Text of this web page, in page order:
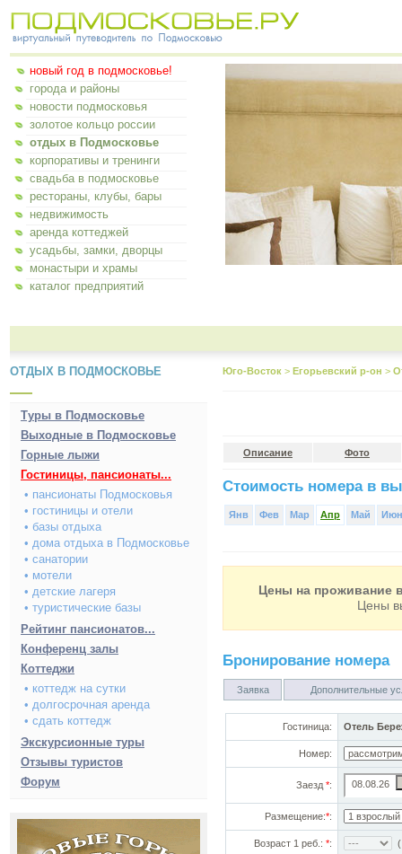
новый год в подмосковье!
города и районы
новости подмосковья
золотое кольцо россии
отдых в Подмосковье
корпоративы и тренинги
свадьба в подмосковье
рестораны, клубы, бары
недвижимость
аренда коттеджей
усадьбы, замки, дворцы
монастыри и храмы
каталог предприятий
ОТДЫХ В ПОДМОСКОВЬЕ
Туры в Подмосковье
Выходные в Подмосковье
Горные лыжи
Гостиницы, пансионаты...
• пансионаты Подмосковья
• гостиницы и отели
• базы отдыха
• дома отдыха в Подмосковье
• санатории
• мотели
• детские лагеря
• туристические базы
Рейтинг пансионатов...
Конференц залы
Коттеджи
• коттедж на сутки
• долгосрочная аренда
• сдать коттедж
Экскурсионные туры
Отзывы туристов
Форум
Юго-Восток > Егорьевский р-он >
Описание Фото
Стоимость номера в
Янв Фев Мар Апр Май Июн
Цены на проживание
Цены
Бронирование номера
Заявка Дополнительные
Гостиница: Отель
Номер:
Заезд *:
Размещение:*:
Возраст 1 реб.: *: